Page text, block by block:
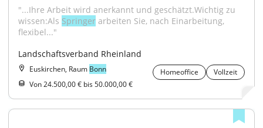
"...Ihre Arbeit wird anerkannt und geschätzt.Wichtig zu
wissen:Als Springer arbeiten Sie, nach Einarbeitung,
flexibel..."
Landschaftsverband Rheinland
Euskirchen, Raum Bonn Homeoffice
Vollzeit
Von 24.500,00 € bis 50.000,00 €